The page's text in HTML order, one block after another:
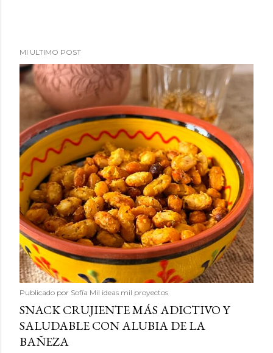
MI ULTIMO POST
Publicado por Sofía Mil ideas mil proyectos
SNACK CRUJIENTE MÁS ADICTIVO Y
SALUDABLE CON ALUBIA DE LA
BAÑEZA